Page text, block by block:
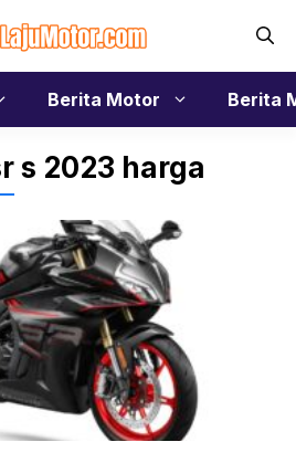
Berita Motor Berita
s 2023 harga